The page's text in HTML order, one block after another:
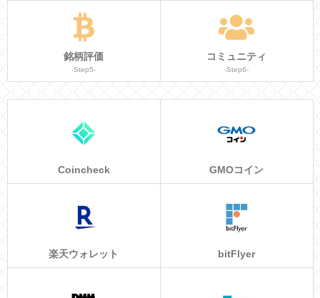
銘柄評価
-Step5-
コミュニティ
-Step6-
Coincheck GMOコイン
楽天ウォレット bitFlyer